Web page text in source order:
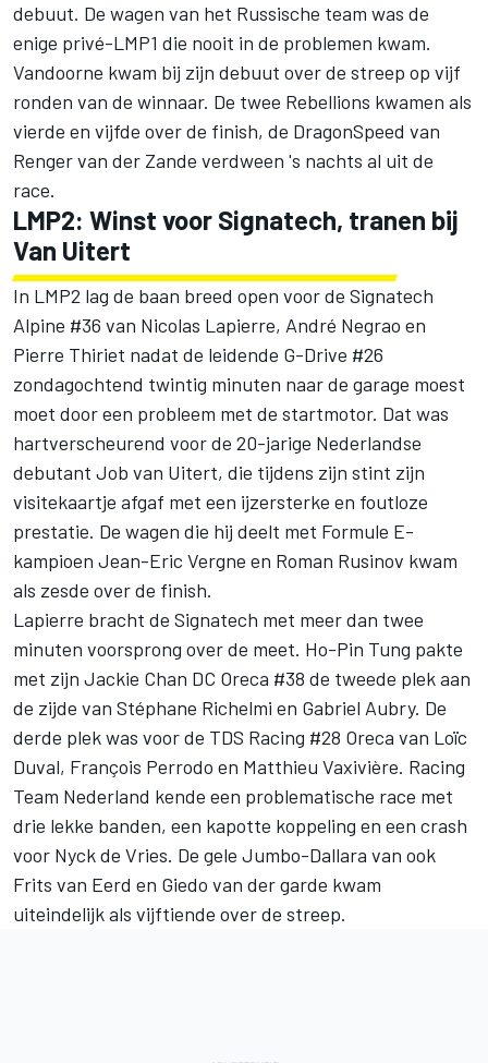
debuut. De wagen van het Russische team was de
enige privé-LMP1 die nooit in de problemen kwam.
Vandoorne kwam bij zijn debuut over de streep op vijf
ronden van de winnaar. De twee Rebellions kwamen als
vierde en vijfde over de finish, de DragonSpeed van
Renger van der Zande verdween 's nachts al uit de
race.
LMP2: Winst voor Signatech, tranen bij
Van Uitert
In LMP2 lag de baan breed open voor de Signatech
Alpine #36 van Nicolas Lapierre, André Negrao en
Pierre Thiriet nadat de leidende G-Drive #26
zondagochtend twintig minuten naar de garage moest
moet door een probleem met de startmotor. Dat was
hartverscheurend voor de 20-jarige Nederlandse
debutant Job van Uitert, die tijdens zijn stint zijn
visitekaartje afgaf met een ijzersterke en foutloze
prestatie. De wagen die hij deelt met Formule E-
kampioen Jean-Eric Vergne en Roman Rusinov kwam
als zesde over de finish.
Lapierre bracht de Signatech met meer dan twee
minuten voorsprong over de meet. Ho-Pin Tung pakte
met zijn Jackie Chan DC Oreca #38 de tweede plek aan
de zijde van Stéphane Richelmi en Gabriel Aubry. De
derde plek was voor de TDS Racing #28 Oreca van Loïc
Duval, François Perrodo en Matthieu Vaxivière. Racing
Team Nederland kende een problematische race met
drie lekke banden, een kapotte koppeling en een crash
voor Nyck de Vries. De gele Jumbo-Dallara van ook
Frits van Eerd en Giedo van der garde kwam
uiteindelijk als vijftiende over de streep.